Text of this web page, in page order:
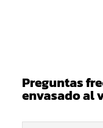
Preguntas
envasado al